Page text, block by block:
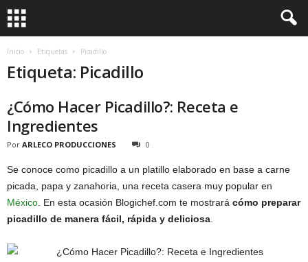
Inicio Etiquetas Picadillo
Etiqueta: Picadillo
¿Cómo Hacer Picadillo?: Receta e
Ingredientes
Por ARLECO PRODUCCIONES 0
Se conoce como picadillo a un platillo elaborado en base a carne
picada, papa y zanahoria, una receta casera muy popular en
México . En esta ocasión Blogichef.com te mostrará cómo preparar
picadillo de manera fácil, rápida y deliciosa